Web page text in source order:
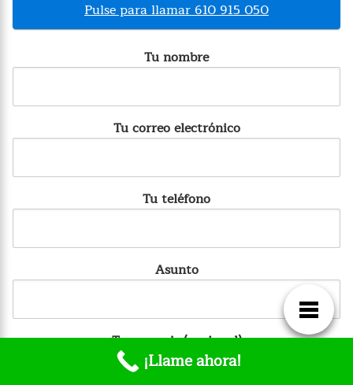
Pulse para llamar 610 915 050
Tu nombre
Tu correo electrónico
Tu teléfono
Asunto
Tu mensaje (opcional)
¡Llame ahora!